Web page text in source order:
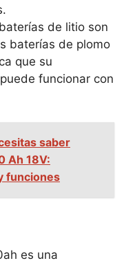
de litio son
baterías de plomo
que su
funcionar con
saber
Ah 18V:
funciones
es una